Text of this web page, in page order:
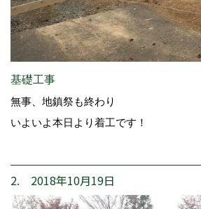
基礎工事
無事、地鎮祭も終わり
いよいよ本日より着工です！
2. 2018年10月19日